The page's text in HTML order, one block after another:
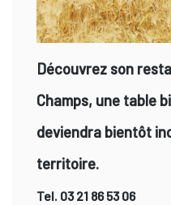
Découvrez son
Champs, une table
deviendra bientôt
territoire.
Tel. 03 21 86 53 06